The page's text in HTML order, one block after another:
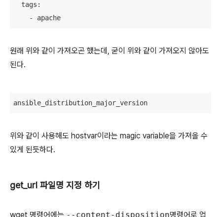
  tags:
    - apache
원래 위와 같이 가져오곤 했는데, 굳이 위와 같이 가져오지 않아도
된다.
ansible_distribution_major_version
위와 같이 사용해도 hostvar이라는 magic variable을 가져올 수
있게 된듯하다.
get_url 파일명 지정 하기
wget 명령어에는 --content-disposition명령어로 업